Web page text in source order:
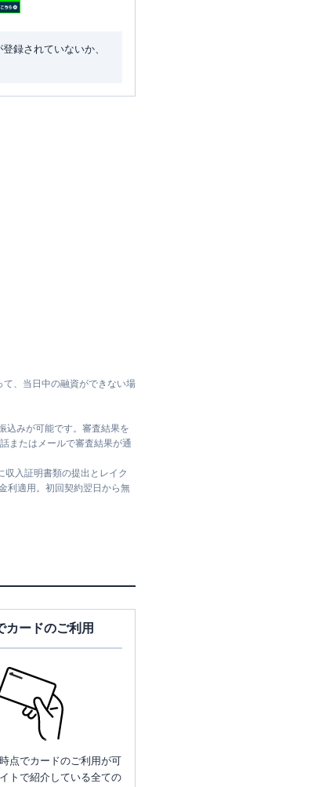
録されていないか、
、当日中の融資ができない場
込みが可能です。審査結果を
またはメールで審査結果が通
入証明書類の提出とレイク
利適用。初回契約翌日から無
カードのご利用
点でカードのご利用が可
トで紹介している全ての